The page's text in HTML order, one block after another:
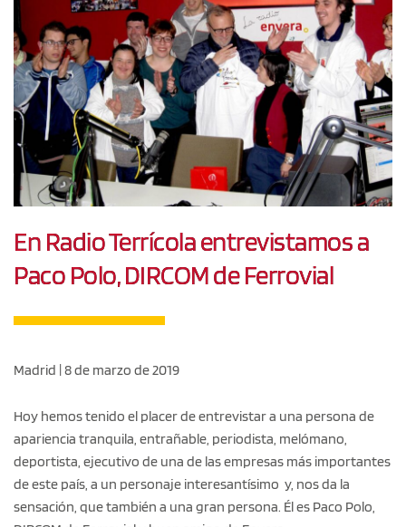
En Radio Terrícola entrevistamos a
Paco Polo, DIRCOM de Ferrovial
Madrid | 8 de marzo de 2019
Hoy hemos tenido el placer de entrevistar a una persona de
apariencia tranquila, entrañable, periodista, melómano,
deportista, ejecutivo de una de las empresas más importantes
de este país, a un personaje interesantísimo y, nos da la
sensación, que también a una gran persona. Él es Paco Polo,